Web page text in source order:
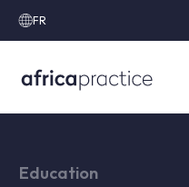
FR
Education